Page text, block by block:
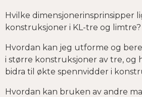
Hvilke dimensjonerinsprinsipper
konstruksjoner i KL-tre og limtre?
Hvordan kan jeg utforme og
i større konstruksjoner av tre, og
bidra til økte spennvidder i
Hvordan kan bruken av andre